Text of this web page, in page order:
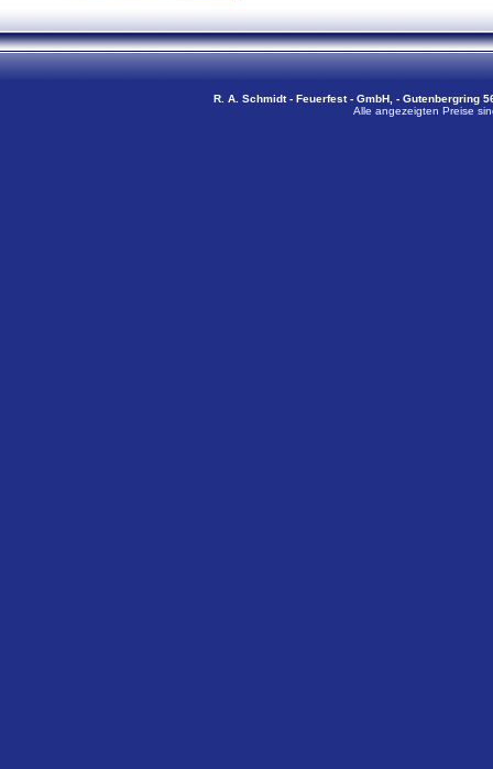
R. A. Schmidt - Feuerfest - GmbH, - Gutenbergring
Alle angezeigten Preise